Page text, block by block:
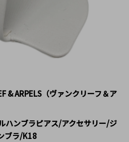
ARPELS（ヴァンクリーフ＆ア
ンブラピアス/アクセサリー/ジ
ブラ/K18